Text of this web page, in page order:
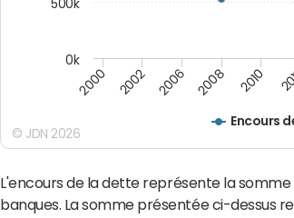
Encours
2000 2002 2006 2008 2010
0k
500k
© JDN 2026
L'encours de la dette représente la
banques. La somme présentée ci-dessus